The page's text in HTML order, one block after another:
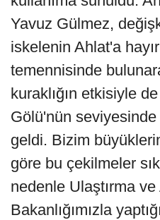
Yavuz Gülmez,
iskelenin Ahlat'a
temennisinde
kuraklığın etkisiyle
Gölü'nün
geldi. Bizim
göre bu çekilmeler
nedenle Ulaştırma ve
Bakanlığımızla